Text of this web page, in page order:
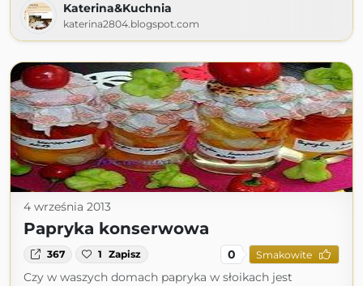
Katerina&Kuchnia
katerina2804.blogspot.com
4 września 2013
Papryka konserwowa
367 1 Zapisz 0 Smakowite
Czy w waszych domach papryka w słoikach jest